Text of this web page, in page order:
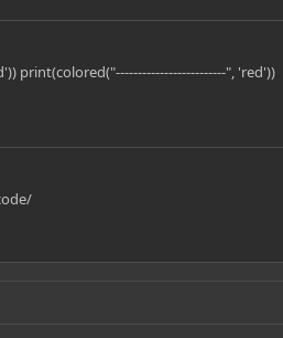
", 'red'))